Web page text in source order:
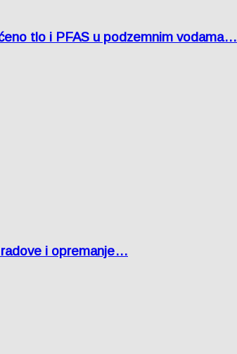
tlo i PFAS u podzemnim vodama…
radove i opremanje…